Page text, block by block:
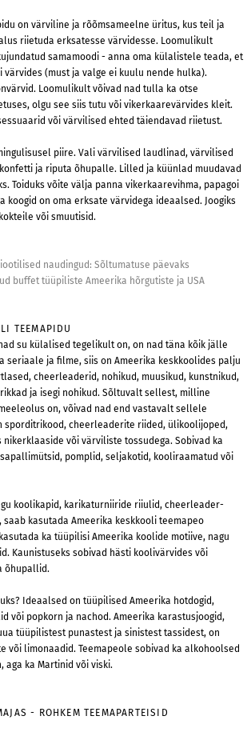
on värviline ja rõõmsameelne üritus, kus teil ja
riietuda erksatesse värvidesse. Loomulikult
samamoodi - anna oma külalistele teada, et
värvides (must ja valge ei kuulu nende hulka).
Loomulikult võivad nad tulla ka otse
olgu see siis tutu või vikerkaarevärvides kleit.
või värvilised ehted täiendavad riietust.
piire. Vali värvilised laudlinad, värvilised
ja riputa õhupalle. Lilled ja küünlad muudavad
Toiduks võite välja panna vikerkaarevihma, papagoi
koogid on oma erksate värvidega ideaalsed. Joogiks
või smuutisid.
naudingud: Sõltumatuse päevaks
buffet tüüpiliste Ameerika hõrgutiste ja USA
TEEMAPIDU
su külalised tegelikult on, on nad täna kõik jälle
seriaale ja filme, siis on Ameerika keskkoolides palju
cheerleaderid, nohikud, muusikud, kunstnikud,
ja isegi nohikud. Sõltuvalt sellest, milline
on, võivad nad end vastavalt sellele
sporditrikood, cheerleaderite riided, ülikoolijoped,
nikerklaaside või värviliste tossudega. Sobivad ka
pomplid, seljakotid, kooliraamatud või
koolikapid, karikaturniiride riiulid, cheerleader-
kasutada Ameerika keskkooli teemapeo
ka tüüpilisi Ameerika koolide motiive, nagu
Kaunistuseks sobivad hästi koolivärvides või
õhupallid.
Ideaalsed on tüüpilised Ameerika hotdogid,
või popkorn ja nachod. Ameerika karastusjoogid,
tüüpilistest punastest ja sinistest tassidest, on
või limonaadid. Teemapeole sobivad ka alkohoolsed
aga ka Martinid või viski.
- ROHKEM TEEMAPARTEISID